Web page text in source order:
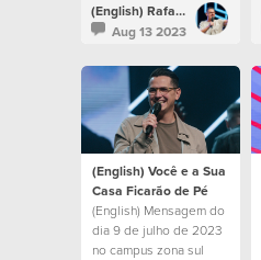
(English) Rafael Bitencourt
Aug 13 2023
(English) Você e a Sua
Casa Ficarão de Pé
(English) Mensagem do
dia 9 de julho de 2023
no campus zona sul